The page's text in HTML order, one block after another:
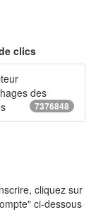
clics
des
7376848
cliquez sur
ci-dessous